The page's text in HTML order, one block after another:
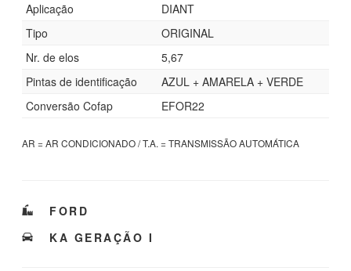
Aplicação
DIANT
Tipo
ORIGINAL
Nr. de elos
5,67
Pintas de identificação
AZUL + AMARELA + VERDE
Conversão Cofap
EFOR22
AR = AR CONDICIONADO / T.A. = TRANSMISSÃO AUTOMÁTICA
CATEGORIAS
FORD
TAGS
KA GERAÇÃO I